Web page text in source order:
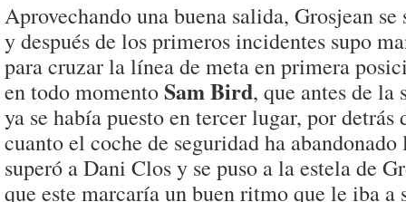
Aprovechando una buena salida, Grosjean se
y después de los primeros incidentes supo
para cruzar la línea de meta en primera
en todo momentoSam Bird, que antes de la
ya se había puesto en tercer lugar, por detrás
cuanto el coche de seguridad ha
superó a Dani Clos y se puso a la estela de
que este marcaría un buen ritmo que le iba a